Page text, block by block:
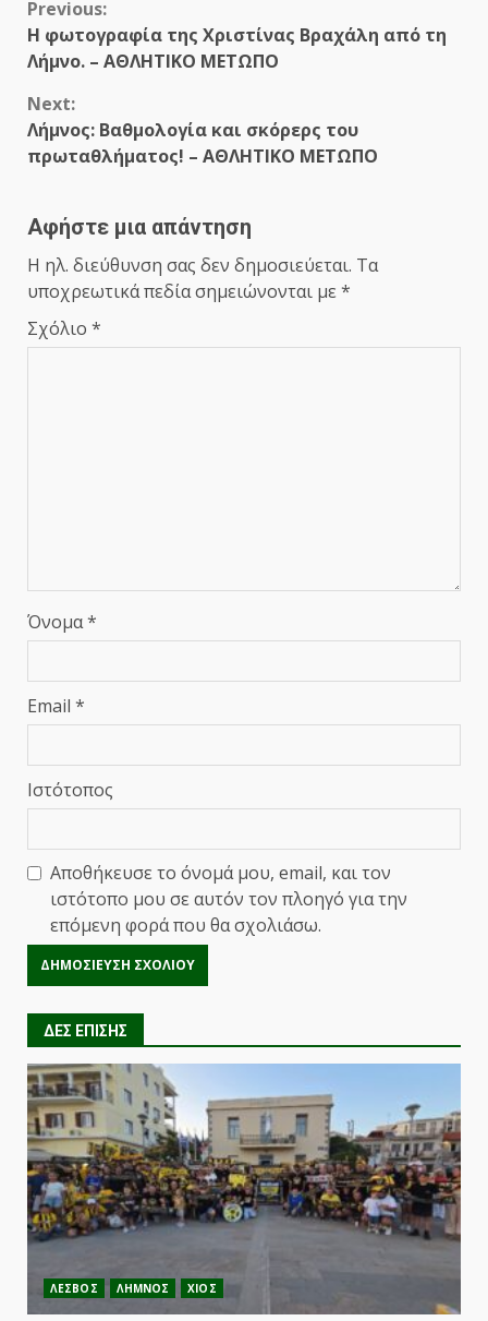
Continue
Reading
Previous:
Η φωτογραφία της Χριστίνας Βραχάλη από τη
Λήμνο. – ΑΘΛΗΤΙΚΟ ΜΕΤΩΠΟ
Next:
Λήμνος: Βαθμολογία και σκόρερς του
πρωταθλήματος! – ΑΘΛΗΤΙΚΟ ΜΕΤΩΠΟ
Αφήστε μια απάντηση
Η ηλ. διεύθυνση σας δεν δημοσιεύεται. Τα
υποχρεωτικά πεδία σημειώνονται με *
Σχόλιο *
Όνομα*
Email *
Ιστότοπος
Αποθήκευσε το όνομά μου, email, και τον
ιστότοπο μου σε αυτόν τον πλοηγό για την
επόμενη φορά που θα σχολιάσω.
ΔΕΣ ΕΠΙΣΗΣ
ΛΕΣΒΟΣ ΛΗΜΝΟΣ ΧΙΟΣ